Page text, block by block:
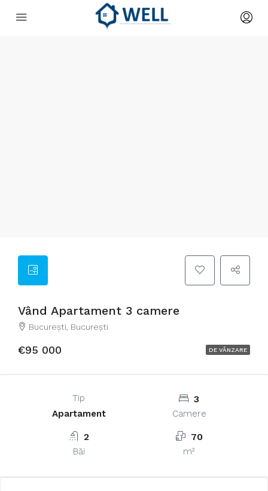
Vând Apartament 3 camere
București, București
€95 000 DE VÂNZARE
Tip
Apartament
3
Camere
2
Băi
70
m²